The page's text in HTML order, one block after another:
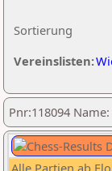
Sortierung
Vereinslisten:
Pnr:118094
Alle Partien ab